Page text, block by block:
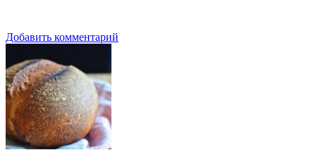
Добавить комментарий